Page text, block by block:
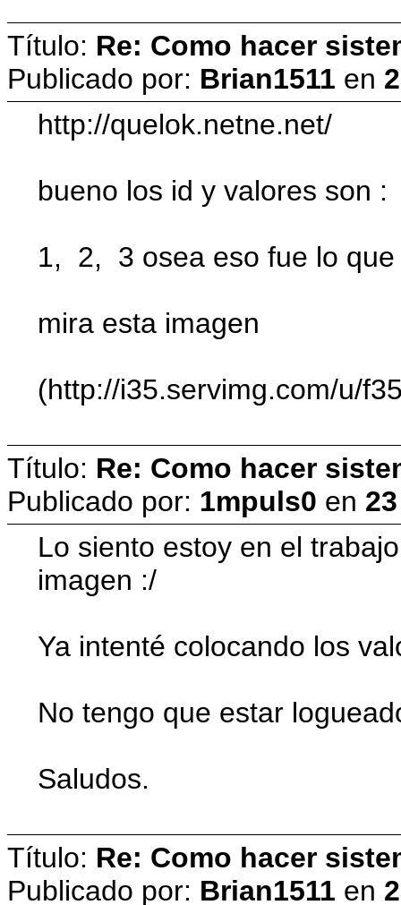
Título: Re: Como hacer
Publicado por: Brian1511 en
http://quelok.netne.net/
bueno los id y valores son :
1, 2, 3 osea eso fue lo que
mira esta imagen
(http://i35.servimg.com/u/
Título: Re: Como hacer
Publicado por: 1mpuls0 en
Lo siento estoy en el
imagen :/
Ya intenté colocando los
No tengo que estar
Saludos.
Título: Re: Como hacer
Publicado por: Brian1511 en